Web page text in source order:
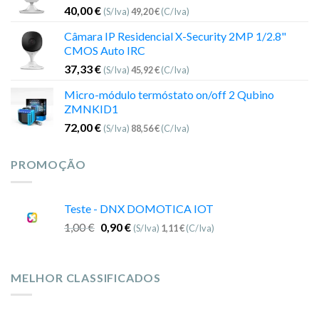
40,00€ (S/Iva)49,20€(C/Iva)
Câmara IP Residencial X-Security 2MP 1/2.8"
CMOS Auto IRC
37,33€ (S/Iva)45,92€(C/Iva)
Micro-módulo termóstato on/off 2 Qubino
ZMNKID1
72,00€ (S/Iva) 88,56€(C/Iva)
PROMOÇÃO
Teste - DNX DOMOTICA IOT
1,00€ 0,90€ (S/Iva) 1,11€(C/Iva)
MELHOR CLASSIFICADOS